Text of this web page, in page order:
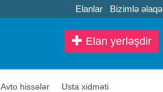
Elanlar Bizimlə əlaqə
Elan yerləşdir
Avto hissələr Usta xidməti